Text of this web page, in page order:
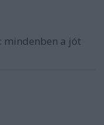
mindenben a jót